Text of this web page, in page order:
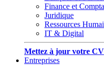
Finance et
Juridique
Ressources
IT & Digital
Mettez à jour votre CV
Entreprises